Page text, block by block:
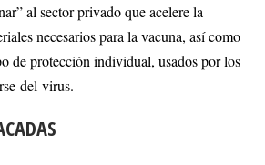
al sector privado que acelere la
necesarios para la vacuna, así como
de protección individual, usados por los
del virus.